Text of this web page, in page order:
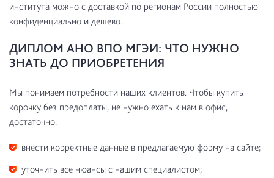
института можно с доставкой по регионам России полностью
конфиденциально и дешево.
ДИПЛОМ АНО ВПО МГЭИ: ЧТО НУЖНО
ЗНАТЬ ДО ПРИОБРЕТЕНИЯ
Мы понимаем потребности наших клиентов. Чтобы купить
корочку без предоплаты, не нужно ехать к нам в офис,
достаточно:
внести корректные данные в предлагаемую форму на сайте;
уточнить все нюансы с нашим специалистом;